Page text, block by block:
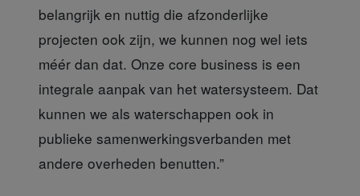
belangrijk en nuttig die afzonderlijke
projecten ook zijn, we kunnen nog wel iets
méér dan dat. Onze core business is een
integrale aanpak van het watersysteem. Dat
kunnen we als waterschappen ook in
publieke samenwerkingsverbanden met
andere overheden benutten.”